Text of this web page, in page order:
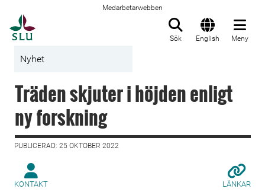
Medarbetarwebben
Sök English Meny
Nyhet
Träden skjuter i höjden enligt
ny forskning
PUBLICERAD: 25 OKTOBER 2022
KONTAKT LÄNKAR